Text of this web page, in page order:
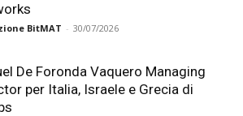
BitMAT - 30/07/2026
De Foronda Vaquero Managing
per Italia, Israele e Grecia di